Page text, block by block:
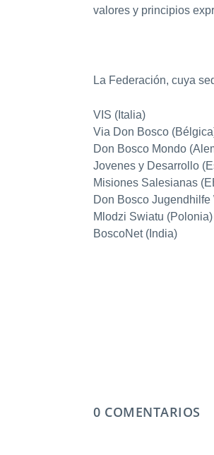
valores y principios
La Federación, cuya
VIS (Italia)
Via Don Bosco
Don Bosco Mondo
Jovenes y Desarrollo
Misiones Salesianas
Don Bosco
Mlodzi Swiatu (Polonia)
BoscoNet (India)
0 COMENTARIOS